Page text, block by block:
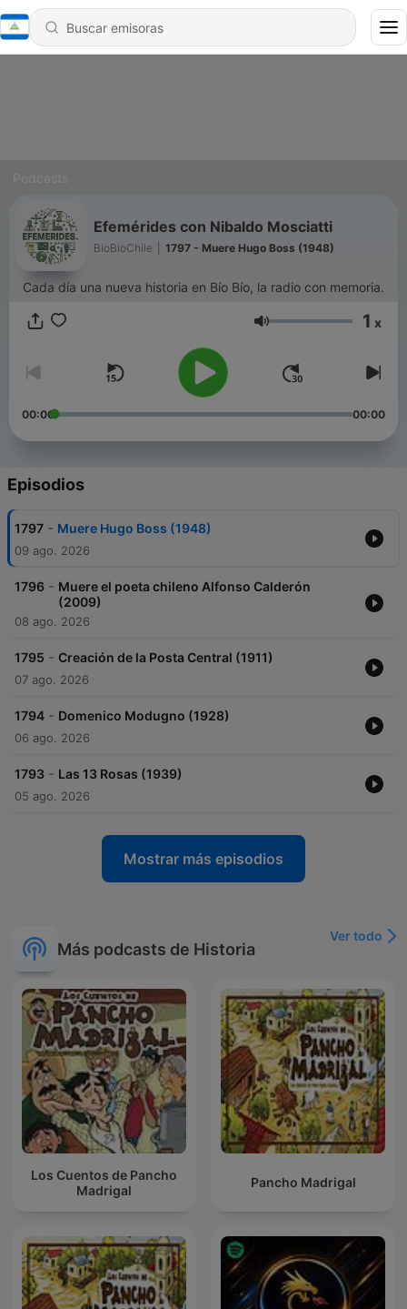
Efemérides con Nibaldo Mosciatti
BioBioChile 1797 - Muere Hugo Boss (1948)
Cada día una nueva historia en Bío Bío, la radio con memoria.
Volumen 1 x
00:00 00:00
Episodios
1797 - Muere Hugo Boss (1948)
09 ago. 2026
1796 - Muere el poeta chileno Alfonso Calderón
(2009)
08 ago. 2026
1795 - Creación de la Posta Central (1911)
07 ago. 2026
1794 - Domenico Modugno (1928)
06 ago. 2026
1793 - Las 13 Rosas (1939)
05 ago. 2026
Mostrar más episodios
Más podcasts de Historia
Ver todo
Los Cuentos de Pancho
Madrigal
Pancho Madrigal